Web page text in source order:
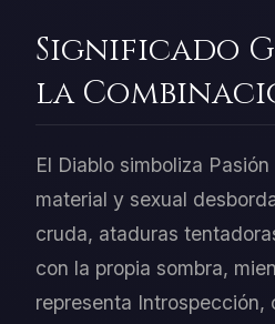
Significado
la
El Diablo simboliza
material y sexual
cruda, ataduras
con la propia sombra,
representa Introspección,